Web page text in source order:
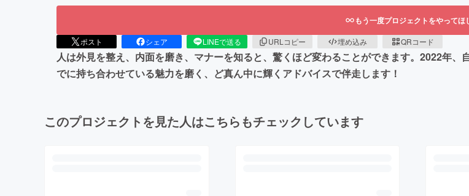
もう一度プロジェクトをやってほ
ポスト シェア LINEで送る URLコピー 埋め込み QRコード
人は外見を整え、内面を磨き、マナーを知ると、驚くほど変わることができます。2022年
でに持ち合わせている魅力を磨く、ど真ん中に輝くアドバイスで伴走します！
このプロジェクトを見た人はこちらもチェックしています